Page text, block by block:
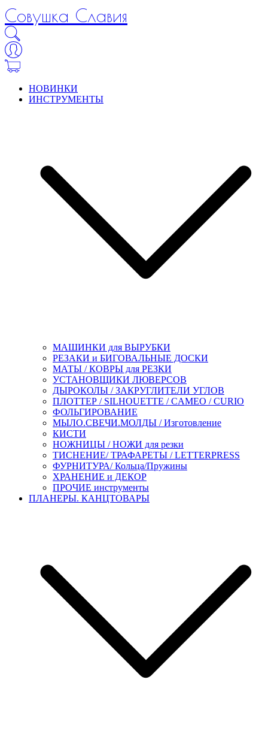
Совушка Славия
НОВИНКИ
ИНСТРУМЕНТЫ
МАШИНКИ для ВЫРУБКИ
РЕЗАКИ и БИГОВАЛЬНЫЕ ДОСКИ
МАТЫ / КОВРЫ для РЕЗКИ
УСТАНОВЩИКИ ЛЮВЕРСОВ
ДЫРОКОЛЫ / ЗАКРУГЛИТЕЛИ УГЛОВ
ПЛОТТЕР / SILHOUETTE / CAMEO / CURIO
ФОЛЬГИРОВАНИЕ
МЫЛО.СВЕЧИ.МОЛДЫ / Изготовление
КИСТИ
НОЖНИЦЫ / НОЖИ для резки
ТИСНЕНИЕ/ ТРАФАРЕТЫ / LETTERPRESS
ФУРНИТУРА/ Кольца/Пружины
ХРАНЕНИЕ и ДЕКОР
ПРОЧИЕ инструменты
ПЛАНЕРЫ. КАНЦТОВАРЫ